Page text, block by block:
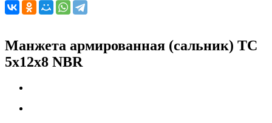
Манжета армированная (сальник) ТС
5x12x8 NBR